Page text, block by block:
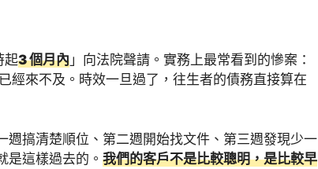
起3 個月內 」向法院聲請。實務上最常看到的慘案：
來不及。時效一旦過了，往生者的債務直接算在
搞清楚順位、第二週開始找文件、第三週發現少一
這樣過去的。 我們的客戶不是比較聰明，是比較早